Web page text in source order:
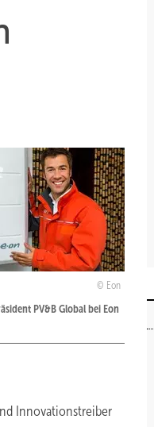
Eon
PV&B Global bei Eon
Innovationstreiber